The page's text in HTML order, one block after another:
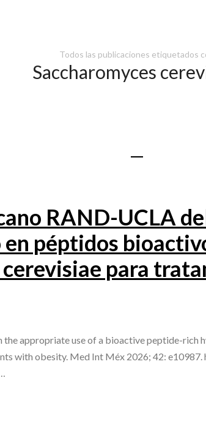
Todos las publicaciones etiquetados
Saccharomyces
RAND-UCLA
péptidos
cerevisiae para
the appropriate use of a bioactive peptide-rich
with obesity. Med Int Méx 2026; 42: